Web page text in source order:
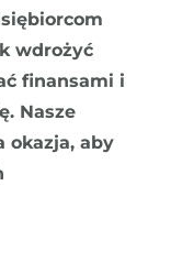
wdrożyć
finansami i
Nasze
okazja, aby